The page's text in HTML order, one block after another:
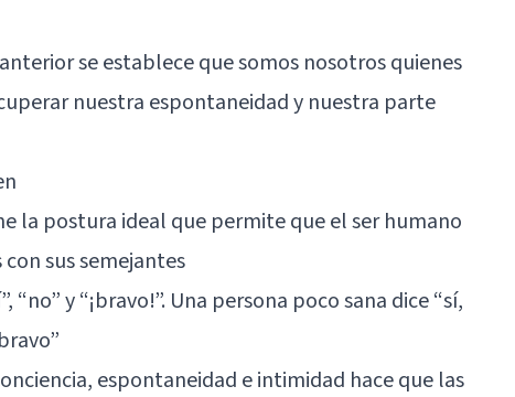
se establece que somos nosotros quienes
nuestra espontaneidad y nuestra parte
la postura ideal que permite que el ser humano
sus semejantes
“no” y “¡bravo!”. Una persona poco sana dice “sí,
espontaneidad e intimidad hace que las